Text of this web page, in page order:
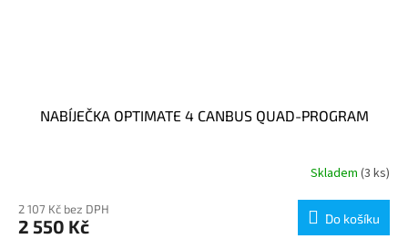
NABÍJEČKA OPTIMATE 4 CANBUS QUAD-PROGRAM
Skladem (3 ks)
2 107 Kč bez DPH
2 550 Kč Do košíku